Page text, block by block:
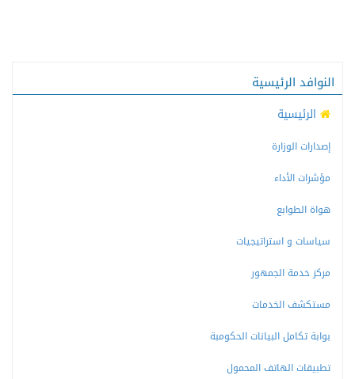
النوافد الرئيسية
الرئيسية
إصدارات الوزارة
مؤشرات الأداء
هواة الطوابع
سياسات و استراتيجيات
مركز خدمة الجمهور
مستكشف الخدمات
بوابة تكامل البيانات الحكومبة
تطبيقات الهاتف المحمول